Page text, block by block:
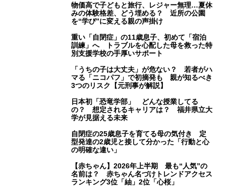
物価高で子どもと旅行、レジャー無理…夏休
みの体験格差、どう埋める？ 近所の公園
を“学び”に変える親の声掛け
重い「自閉症」の11歳息子、初めて「宿泊
訓練」へ トラブルを心配した母を救った特
別支援学校の手厚いサポート
「うちの子は大丈夫」が危ない？ 若者がハ
マる「ニコパフ」で初摘発も 親が知るべき
3つのリスク【元刑事が解説】
日本初「恐竜学部」 どんな授業してる
の？ 想定されるキャリアは？ 福井県立大
学が見据える未来
自閉症の25歳息子を育てる母の気付き 定
型発達の2歳児と接して分かった「行動と心
の明確な違い」
【赤ちゃん】2026年上半期 最も“人気”の
名前は？ 赤ちゃん名づけトレンドアクセス
ランキング3位「紬」2位「心桜」